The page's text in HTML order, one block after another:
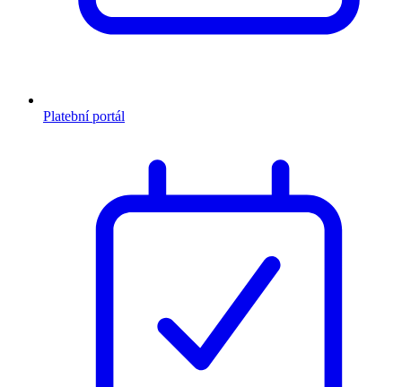
Platební portál